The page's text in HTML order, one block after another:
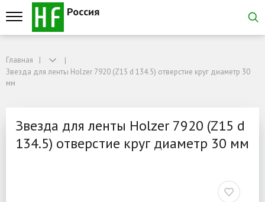
Россия
Звезда для ленты Holzer 7920 (Z15 d 134.5) отверстие круг диаметр 30 мм
Звезда для ленты
Главная
Звезда для ленты Holzer 7920 (Z15 d 134.5) отверстие круг диаметр 30
мм
Звезда для ленты Holzer 7920 (Z15 d
134.5) отверстие круг диаметр 30 мм